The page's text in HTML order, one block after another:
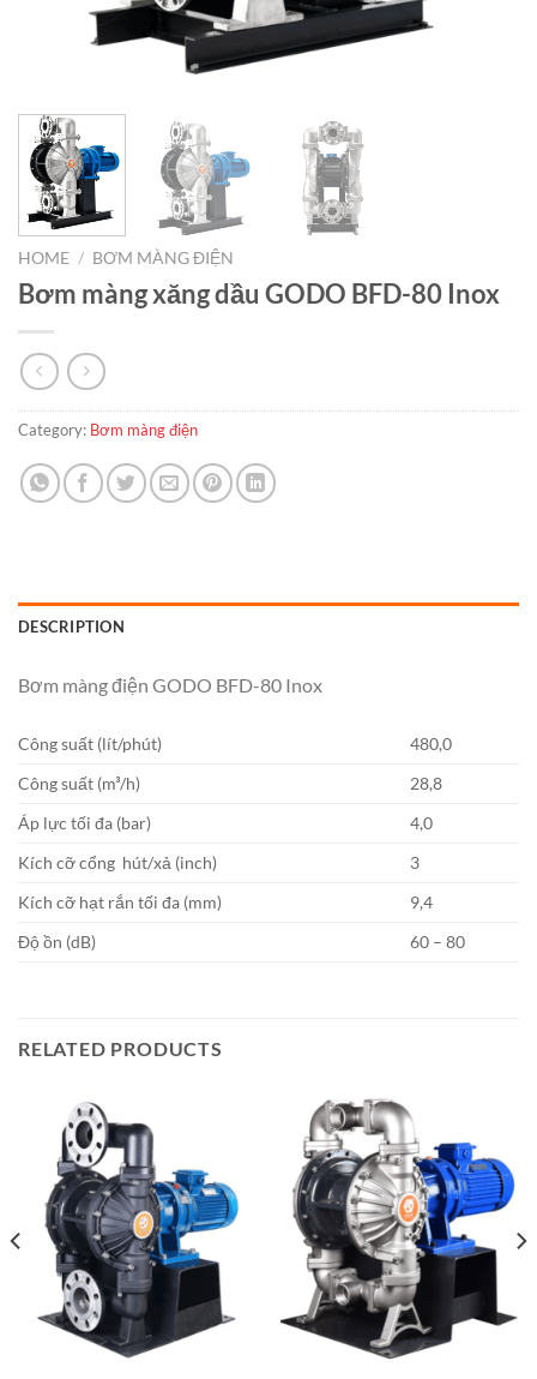
HOME / BƠM MÀNG ĐIỆN
Bơm màng xăng dầu GODO BFD-80 Inox
Category: Bơm màng điện
DESCRIPTION
Bơm màng điện GODO BFD-80 Inox
Công suất (lít/phút)
480,0
Công suất (m³/h)
28,8
Áp lực tối đa (bar)
4,0
Kích cỡ cổng hút/xả (inch)
3
Kích cỡ hạt rắn tối đa (mm)
9,4
Độ ồn (dB)
60 – 80
RELATED PRODUCTS